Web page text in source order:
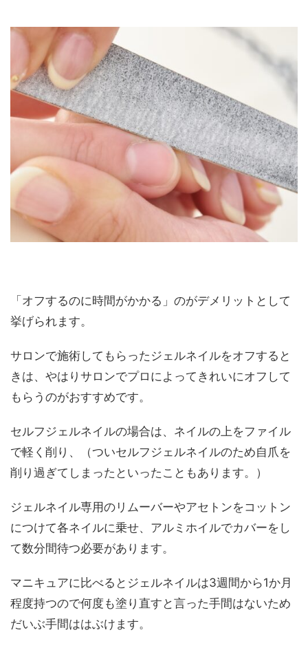
「オフするのに時間がかかる」 のがデメリットとして
挙げられます。
サロンで施術してもらったジェルネイルをオフすると
きは、やはり サロンでプロによってきれいにオフして
もらうのがおすすめです。
セルフジェルネイルの場合は、 ネイルの上をファイル
で軽く削り 、（ついセルフジェルネイルのため自爪を
削り過ぎてしまったといったこともあります。）
ジェルネイル専用のリムーバーやアセトンをコットン
につけて各ネイルに乗せ、 アルミホイルでカバーをし
て数分間待つ必要があります。
マニキュアに比べるとジェルネイルは3週間から1か月
程度持つので何度も塗り直すと言った手間はないため
だいぶ手間ははぶけます。